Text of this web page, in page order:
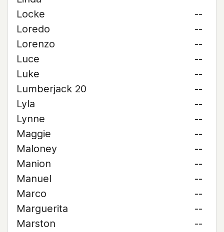
Locke
--
Loredo
--
Lorenzo
--
Luce
--
Luke
--
Lumberjack 20
--
Lyla
--
Lynne
--
Maggie
--
Maloney
--
Manion
--
Manuel
--
Marco
--
Marguerita
--
Marston
--